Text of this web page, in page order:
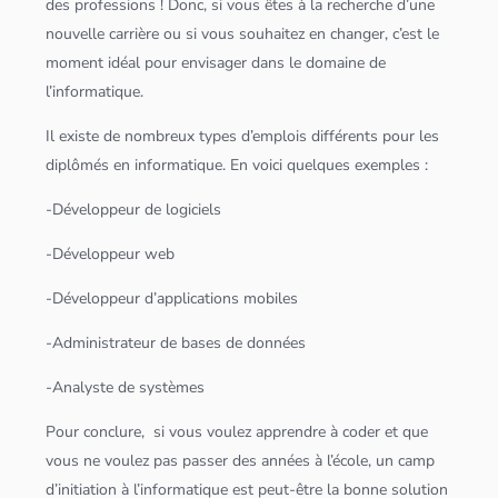
des professions ! Donc, si vous êtes à la recherche d’une
nouvelle carrière ou si vous souhaitez en changer, c’est le
moment idéal pour envisager dans le domaine de
l’informatique.
Il existe de nombreux types d’emplois différents pour les
diplômés en informatique. En voici quelques exemples :
-Développeur de logiciels
-Développeur web
-Développeur d’applications mobiles
-Administrateur de bases dedonnées
-Analyste de systèmes
Pour conclure, si vous voulez apprendre à coder et que
vous ne voulez pas passer des années à l’école, un camp
d’initiation à l’informatique est peut-être la bonne solution